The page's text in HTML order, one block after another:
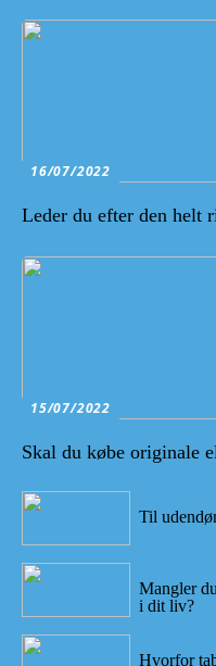
16/07/2022
Leder du efter den helt
15/07/2022
Skal du købe originale
Til
Mangler
i dit liv?
Hvorfor